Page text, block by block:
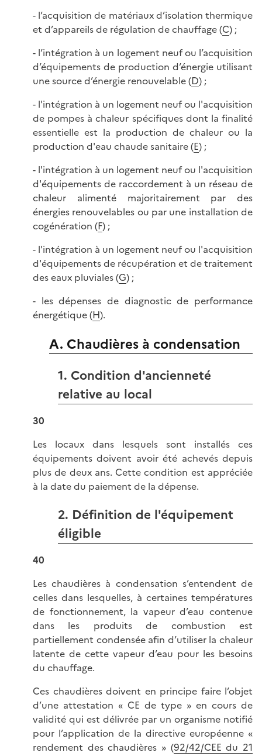
- l’acquisition de matériaux d’isolation thermique
et d’appareils de régulation de chauffage (C) ;
- l’intégration à un logement neuf ou l’acquisition
d’équipements de production d’énergie utilisant
une source d’énergie renouvelable (D) ;
- l'intégration à un logement neuf ou l'acquisition
de pompes à chaleur spécifiques dont la finalité
essentielle est la production de chaleur ou la
production d'eau chaude sanitaire (E) ;
- l'intégration à un logement neuf ou l'acquisition
d'équipements de raccordement à un réseau de
chaleur alimenté majoritairement par des
énergies renouvelables ou par une installation de
cogénération (F) ;
- l'intégration à un logement neuf ou l'acquisition
d'équipements de récupération et de traitement
des eaux pluviales (G) ;
- les dépenses de diagnostic de performance
énergétique (H).
A. Chaudières à condensation
1. Condition d'ancienneté
relative au local
30
Les locaux dans lesquels sont installés ces
équipements doivent avoir été achevés depuis
plus de deux ans. Cette condition est appréciée
à la date du paiement de la dépense.
2. Définition de l'équipement
éligible
40
Les chaudières à condensation s’entendent de
celles dans lesquelles, à certaines températures
de fonctionnement, la vapeur d’eau contenue
dans les produits de combustion est
partiellement condensée afin d’utiliser la chaleur
latente de cette vapeur d’eau pour les besoins
du chauffage.
Ces chaudières doivent en principe faire l’objet
d’une attestation « CE de type » en cours de
validité qui est délivrée par un organisme notifié
pour l’application de la directive européenne «
rendement des chaudières » (92/42/CEE du 21